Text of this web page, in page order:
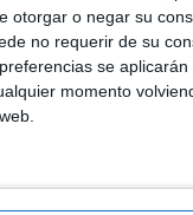
otorgar o negar su
no requerir de su
se
momento
ya de día
además de
policiales
se les relacionan.